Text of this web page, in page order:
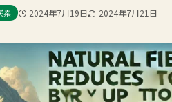
素 2024年7月19日 2024年7月21日